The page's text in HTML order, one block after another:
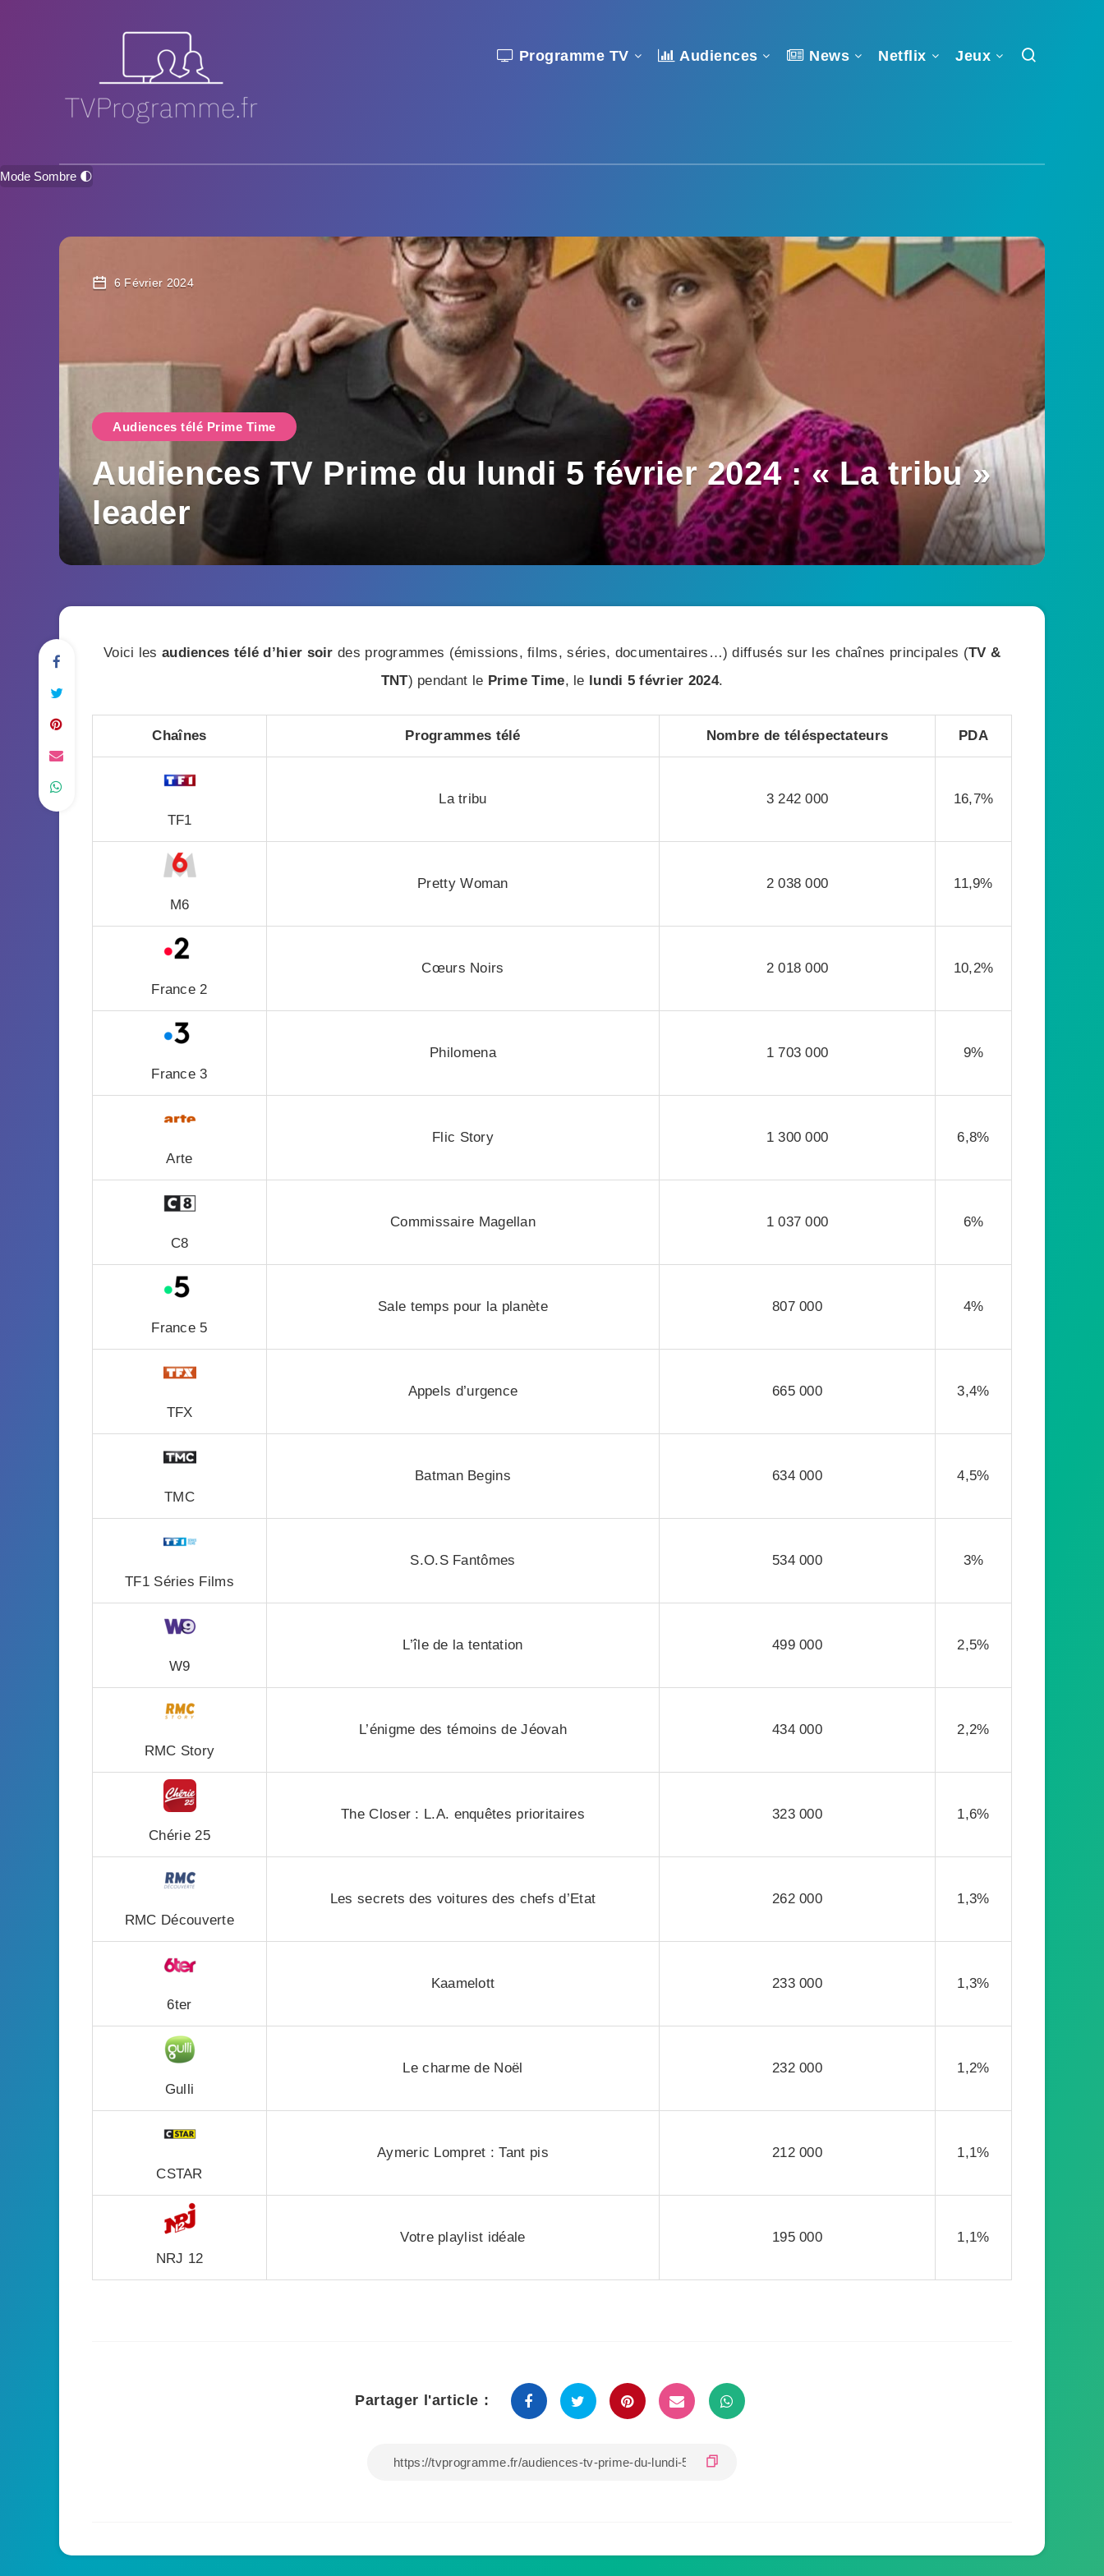
Programme TV Audiences News Netflix Jeux
Mode Sombre 🌓
6 Février 2024
Audiences télé Prime Time
Audiences TV Prime du lundi 5 février 2024 : « La tribu »
leader
Voici les audiences télé d’hier soir des programmes (émissions, films, séries, documentaires…) diffusés sur les chaînes principales (TV &
TNT) pendant le Prime Time, le lundi 5 février 2024.
Chaînes Programmes télé Nombre de téléspectateurs PDA
TF1
La tribu 3 242 000 16,7%
M6
Pretty Woman 2 038 000 11,9%
France 2
Cœurs Noirs 2 018 000 10,2%
France 3
Philomena 1 703 000 9%
Arte
Flic Story 1 300 000 6,8%
C8
Commissaire Magellan 1 037 000 6%
France 5
Sale temps pour la planète 807 000 4%
TFX
Appels d’urgence 665 000 3,4%
TMC
Batman Begins 634 000 4,5%
TF1 Séries Films
S.O.S Fantômes 534 000 3%
W9
L’île de la tentation 499 000 2,5%
RMC Story
L’énigme des témoins de Jéovah 434 000 2,2%
Chérie 25
The Closer : L.A. enquêtes prioritaires 323 000 1,6%
RMC Découverte
Les secrets des voitures des chefs d’Etat 262 000 1,3%
6ter
Kaamelott 233 000 1,3%
Gulli
Le charme de Noël 232 000 1,2%
CSTAR
Aymeric Lompret : Tant pis 212 000 1,1%
NRJ 12
Votre playlist idéale 195 000 1,1%
Partager l'article :
vie privée